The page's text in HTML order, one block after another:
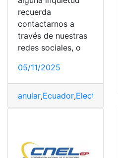
recuerda
contactarnos a
través de nuestras
redes sociales, o
05/11/2025
anular,Ecuador,Electrónica